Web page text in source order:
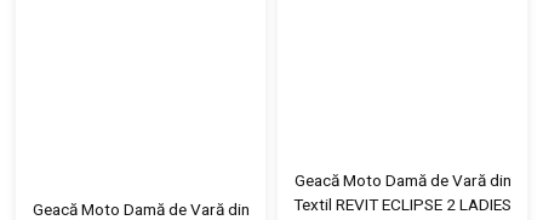
Geacă Moto Damă de Vară din
Geacă Moto Damă de Vară din
Textil REVIT ECLIPSE 2 LADIES